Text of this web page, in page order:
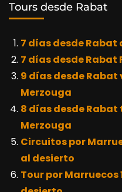
Tours desde Rabat
7 días desde
7 días desde Rabat
9 días desde
Merzouga
8 días desde
Merzouga
Circuitos por
al desierto
Tour por Marruecos